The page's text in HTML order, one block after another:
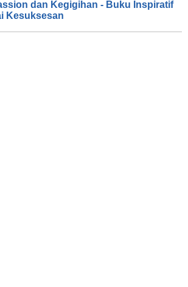
dan Kegigihan - Buku Inspiratif
Kesuksesan